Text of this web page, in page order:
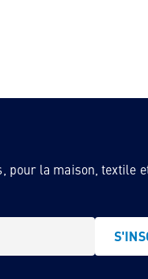
pour la maison, textile